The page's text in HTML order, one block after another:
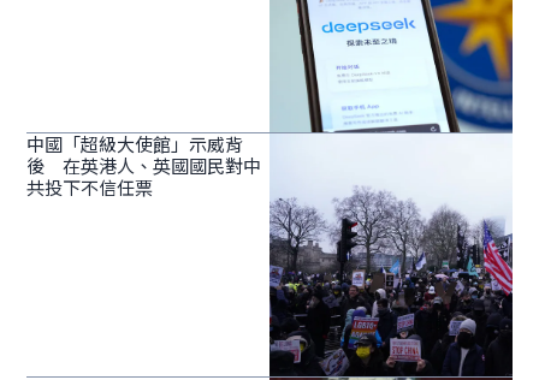
中國「超級大使館」示威背
後 在英港人、英國國民對中
共投下不信任票